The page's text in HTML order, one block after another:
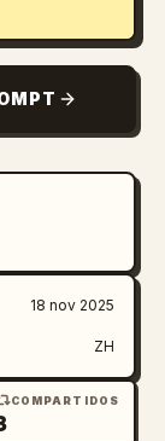
18 nov 2025
ZH
COMPARTIDOS